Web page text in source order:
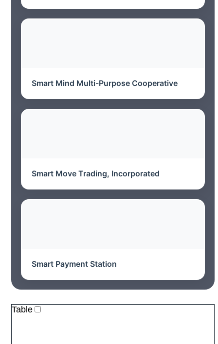
Smart Mind Multi-Purpose Cooperative
Smart Move Trading, Incorporated
Smart Payment Station
Table